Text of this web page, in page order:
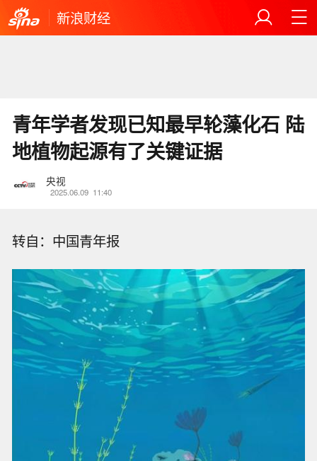
新浪财经
青年学者发现已知最早轮藻化石 陆
地植物起源有了关键证据
央视
2025.06.09 11:40
转自：中国青年报